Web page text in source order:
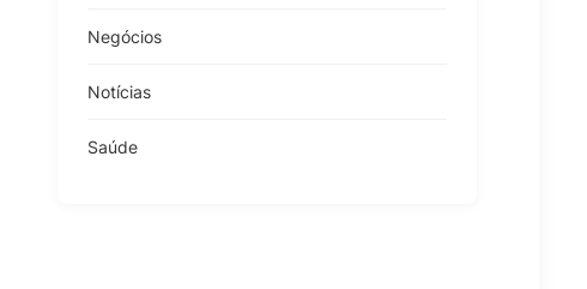
Negócios
Notícias
Saúde